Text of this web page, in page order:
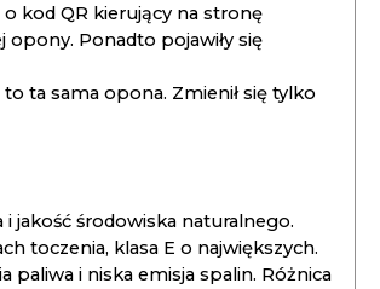
kod QR kierujący na stronę
Ponadto pojawiły się
ta sama opona. Zmienił się tylko
jakość środowiska naturalnego.
toczenia, klasa E o największych.
paliwa i niska emisja spalin. Różnica